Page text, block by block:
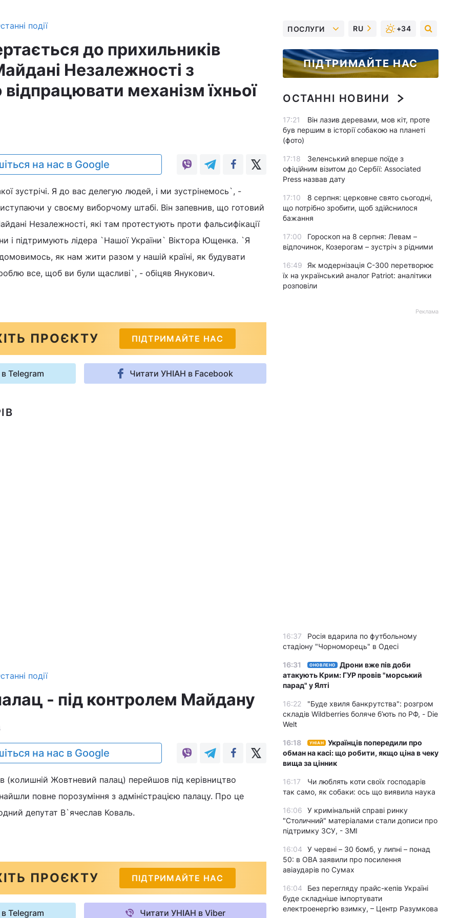
події
до прихильників
Незалежності з
механізм їхньої
на нас в Google
зустрічі. Я до вас делегую людей, і ми зустрінемось`, -
у своєму виборчому штабі. Він запевнив, що готовий
Незалежності, які там протестують проти фальсифікації
і підтримують лідера `Нашої України` Віктора Ющенка. `Я
як нам жити разом у нашій країні, як будувати
все, щоб ви були щасливі`, - обіцяв Янукович.
ПРОЄКТУ ПІДТРИМАЙТЕ НАС
Telegram Читати УНІАН в Facebook
події
- під контролем Майдану
на нас в Google
(колишній Жовтневий палац) перейшов під керівництво
повне порозуміння з адміністрацією палацу. Про це
депутат В`ячеслав Коваль.
ПРОЄКТУ ПІДТРИМАЙТЕ НАС
Telegram Читати УНІАН в Viber
ПОСЛУГИ RU +34
ПІДТРИМАЙТЕ НАС
ОСТАННІ НОВИНИ
17:21
Він лазив деревами, мов кіт, проте
був першим в історії собакою на планеті
(фото)
17:18
Зеленський вперше поїде з
офіційним візитом до Сербії: Associated
Press назвав дату
17:10
8 серпня: церковне свято сьогодні,
що потрібно зробити, щоб здійснилося
бажання
17:00
Гороскоп на 8 серпня: Левам –
відпочинок, Козерогам – зустріч з рідними
16:49
Як модернізація С-300 перетворює
їх на український аналог Patriot: аналітики
розповіли
Реклама
16:37
Росія вдарила по футбольному
стадіону "Чорноморець" в Одесі
16:31 ОНОВЛЕНО
Дрони вже пів доби
атакують Крим: ГУР провів "морський
парад" у Ялті
16:22
"Буде хвиля банкрутства": розгром
складів Wildberries боляче бʼють по РФ, - Die
Welt
16:18 УНІАН
Українців попередили про
обман на касі: що робити, якщо ціна в чеку
вища за цінник
16:17
Чи люблять коти своїх господарів
так само, як собаки: ось що виявила наука
16:06
У кримінальній справі ринку
"Столичний" матеріалами стали дописи про
підтримку ЗСУ, - ЗМІ
16:04
У червні – 30 бомб, у липні – понад
50: в ОВА заявили про посилення
авіаударів по Сумах
16:04
Без перегляду прайс-кепів Україні
буде складніше імпортувати
електроенергію взимку, – Центр Разумкова